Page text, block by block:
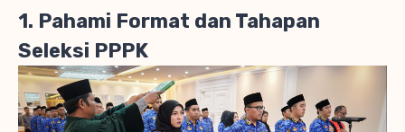
1. Pahami Format dan Tahapan
Seleksi PPPK